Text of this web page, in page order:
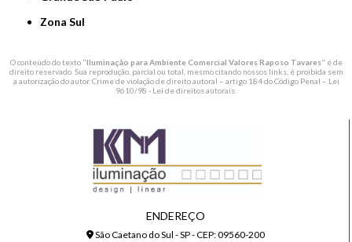
Zona Sul
O conteúdo do texto "Iluminação para Ambiente Comercial Valores Raposo Tavares" é de
direito reservado. Sua reprodução, parcial ou total, mesmo citando nossos links, é proibida sem
a autorização do autor. Crime de violação de direito autoral – artigo 184 do Código Penal – Lei
9610/98 - Lei de direitos autorais
ENDEREÇO
São Caetano do Sul - SP - CEP: 09560-200